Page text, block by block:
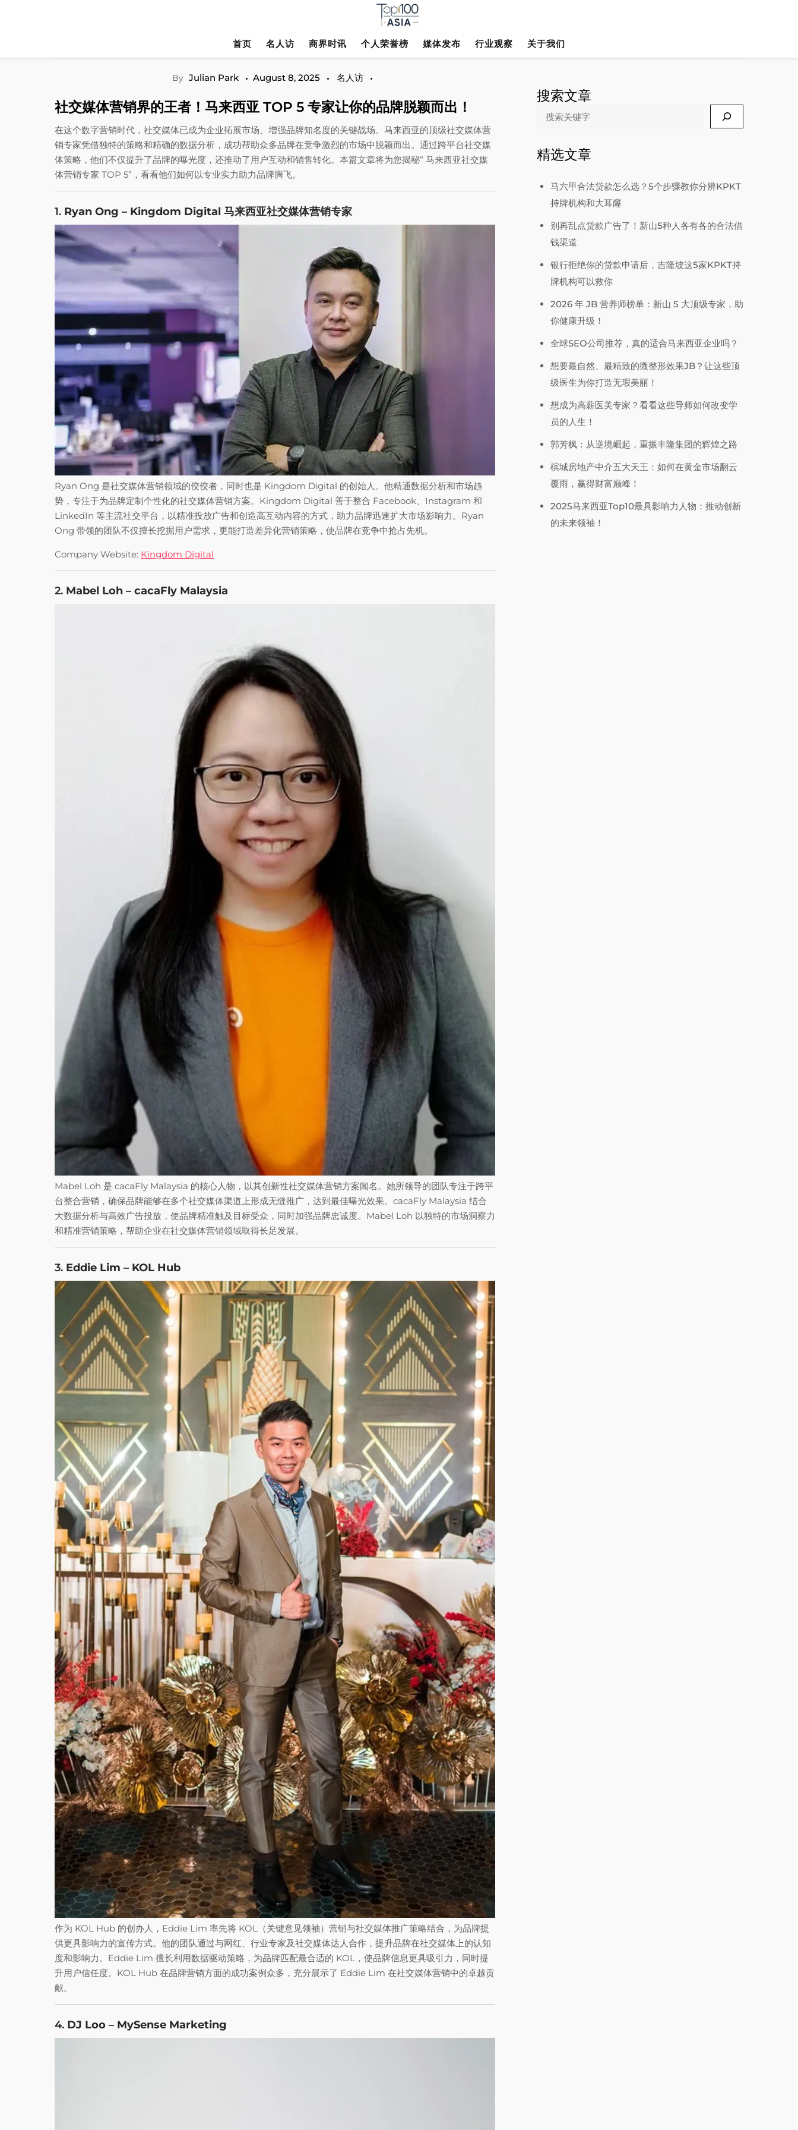
首页 名人访 商界时讯 个人荣誉榜 媒体发布 行业观察 关于我们
By Julian Park August 8, 2025 名人访
社交媒体营销界的王者！马来西亚 TOP 5 专家让你的品牌脱颖而出！
在这个数字营销时代，社交媒体已成为企业拓展市场、增强品牌知名度的关键战场。马来西亚的顶级社交媒体营
销专家凭借独特的策略和精确的数据分析，成功帮助众多品牌在竞争激烈的市场中脱颖而出。通过跨平台社交媒
体策略，他们不仅提升了品牌的曝光度，还推动了用户互动和销售转化。本篇文章将为您揭秘“ 马来西亚社交媒
体营销专家 TOP 5”，看看他们如何以专业实力助力品牌腾飞。
1. Ryan Ong – Kingdom Digital 马来西亚社交媒体营销专家
Ryan Ong 是社交媒体营销领域的佼佼者，同时也是 Kingdom Digital 的创始人。他精通数据分析和市场趋
势，专注于为品牌定制个性化的社交媒体营销方案。Kingdom Digital 善于整合 Facebook、Instagram 和
LinkedIn 等主流社交平台，以精准投放广告和创造高互动内容的方式，助力品牌迅速扩大市场影响力。Ryan
Ong 带领的团队不仅擅长挖掘用户需求，更能打造差异化营销策略，使品牌在竞争中抢占先机。
Company Website: Kingdom Digital
2. Mabel Loh – cacaFly Malaysia
Mabel Loh 是 cacaFly Malaysia 的核心人物，以其创新性社交媒体营销方案闻名。她所领导的团队专注于跨平
台整合营销，确保品牌能够在多个社交媒体渠道上形成无缝推广，达到最佳曝光效果。cacaFly Malaysia 结合
大数据分析与高效广告投放，使品牌精准触及目标受众，同时加强品牌忠诚度。Mabel Loh 以独特的市场洞察力
和精准营销策略，帮助企业在社交媒体营销领域取得长足发展。
3. Eddie Lim – KOL Hub
作为 KOL Hub 的创办人，Eddie Lim 率先将 KOL（关键意见领袖）营销与社交媒体推广策略结合，为品牌提
供更具影响力的宣传方式。他的团队通过与网红、行业专家及社交媒体达人合作，提升品牌在社交媒体上的认知
度和影响力。Eddie Lim 擅长利用数据驱动策略，为品牌匹配最合适的 KOL，使品牌信息更具吸引力，同时提
升用户信任度。KOL Hub 在品牌营销方面的成功案例众多，充分展示了 Eddie Lim 在社交媒体营销中的卓越贡
献。
4. DJ Loo – MySense Marketing
搜索文章
Search
精选文章
马六甲合法贷款怎么选？5个步骤教你分辨KPKT
持牌机构和大耳窿
别再乱点贷款广告了！新山5种人各有各的合法借
钱渠道
银行拒绝你的贷款申请后，吉隆坡这5家KPKT持
牌机构可以救你
2026 年 JB 营养师榜单：新山 5 大顶级专家，助
你健康升级！
全球SEO公司推荐，真的适合马来西亚企业吗？
想要最自然、最精致的微整形效果JB？让这些顶
级医生为你打造无瑕美丽！
想成为高薪医美专家？看看这些导师如何改变学
员的人生！
郭芳枫：从逆境崛起，重振丰隆集团的辉煌之路
槟城房地产中介五大天王：如何在黄金市场翻云
覆雨，赢得财富巅峰！
2025马来西亚Top10最具影响力人物：推动创新
的未来领袖！